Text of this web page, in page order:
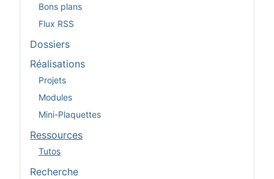
Bons plans
Flux RSS
Dossiers
Réalisations
Projets
Modules
Mini-Plaquettes
Ressources
Tutos
Recherche